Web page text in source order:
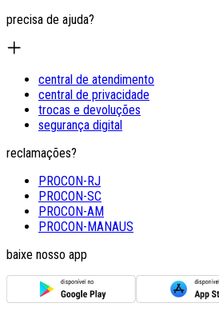
precisa de ajuda?
central de atendimento
central de privacidade
trocas e devoluções
segurança digital
reclamações?
PROCON-RJ
PROCON-SC
PROCON-AM
PROCON-MANAUS
baixe nosso app